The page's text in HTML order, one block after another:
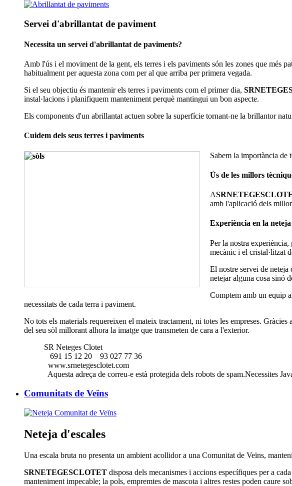
Servei d'abrillantat de paviment
Necessita un servei d'abrillantat de paviments?
Amb l'ús i el moviment de la gent, els terres i els paviments són les zones que més
habitualment per aquesta zona com per al que arriba per primera vegada.
Si el seu objectiu és mantenir els terres i paviments com el primer dia,
instal·lacions i planifiquem manteniment perquè mantingui un bon aspecte.
Els components d'un abrillantat actuen sobre la superfície tornant-ne la brillantor
Cuidem dels seus terres i paviments
Sabem la importància de
Ús de les millors
A
amb l'aplicació dels
Experiència en la
Per la nostra experiència,
mecànic i el cristal·litzat
El nostre servei de neteja
netejar alguna cosa sinó
Comptem amb un equip
necessitats de cada terra i paviment.
No tots els materials requereixen el mateix tractament, ni totes les empreses.
del seu sòl millorant alhora la imatge que transmeten de cara a l'exterior.
SR Neteges Clotet
691 15 12 20
93 027 77 36
www.srnetegesclotet.com
Aquesta adreça de correu-e està protegida dels robots de spam.Necessites
Comunitats de Veïns
Neteja d'escales
Una escala bruta no presenta un ambient acollidor a una Comunitat de Veïns,
SRNETEGESCLOTET disposa dels mecanismes i accions específiques per a
manteniment impecable; la pols, empremtes de mascota i altres restes poden caure